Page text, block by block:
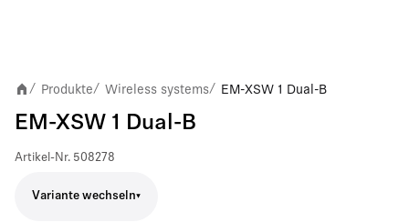
/ Produkte/ Wireless systems/ EM-XSW 1 Dual-B
EM-XSW 1 Dual-B
Artikel-Nr. 508278
Variante wechseln